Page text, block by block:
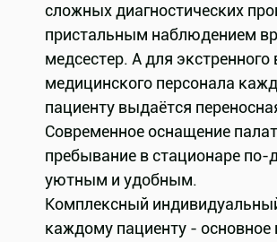
сложных диагностических
пристальным наблюдением
медсестер. А для
медицинского персонала
пациенту выдаётся
Современное оснащение
пребывание в стационаре
уютным и удобным.
Комплексный
каждому пациенту - основное